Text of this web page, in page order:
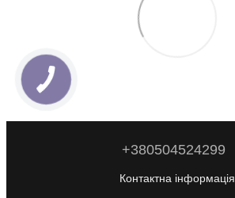
+380504524299
Контактна інформація